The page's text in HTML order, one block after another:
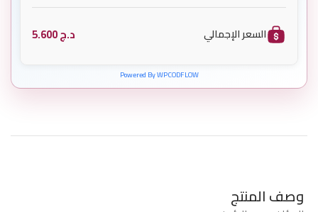
السعر الإجمالي د.ج
Powered By WPCODFLOW
وصف المنتج